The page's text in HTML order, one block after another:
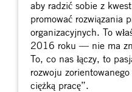
aby radzić sobie z
promować rozwiązania
organizacyjnych. To
2016 roku — nie ma
To, co nas łączy, to
rozwoju
ciężką pracę”.